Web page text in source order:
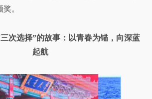
奖。
次选择”的故事：以青春为锚，向深蓝
起航